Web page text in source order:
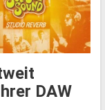
DAW